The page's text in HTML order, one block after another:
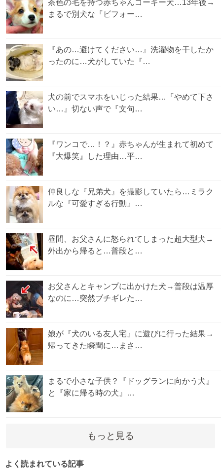
茶色の毛を持つ赤ちゃんコーギー犬…13年後→
まるで別犬な『ビフォー…
『あの…避けてください…』洗濯物を干したか
ったのに…犬がしていた『…
犬の前でスマホをいじった結果…『やめて下さ
い…』切ない声で『文句…
『ワンコで…！？』赤ちゃんが生まれて初めて
『大爆笑』した理由…平…
仲良しな『兄弟犬』を撮影していたら…ミラク
ルな『可愛すぎる行動』…
昼間、お父さんに怒られてしまった超大型犬→
外出から帰ると…普段と…
お父さんとキャンプに出かけた犬→普段は温厚
なのに…突然ブチギレた…
娘が『犬のいる友人宅』に遊びに行った結果→
帰ってきた瞬間に…まさ…
まるで小さな子供？『ドッグランに向かう犬』
と『家に帰る時の犬』…
もっと見る
よく読まれている記事